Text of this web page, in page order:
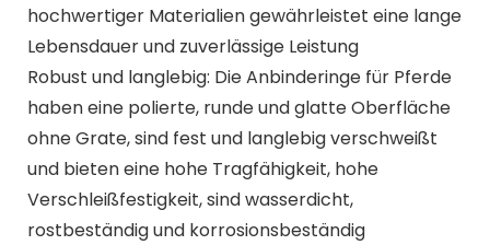
hochwertiger Materialien gewährleistet eine lange
Lebensdauer und zuverlässige Leistung
Robust und langlebig: Die Anbinderinge für Pferde
haben eine polierte, runde und glatte Oberfläche
ohne Grate, sind fest und langlebig verschweißt
und bieten eine hohe Tragfähigkeit, hohe
Verschleißfestigkeit, sind wasserdicht,
rostbeständig und korrosionsbeständig